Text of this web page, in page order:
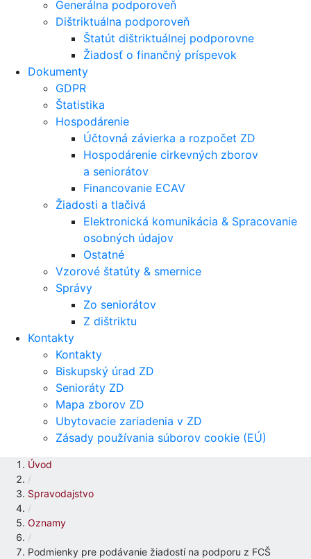
Generálna podporoveň
Dištriktuálna podporoveň
Štatút dištriktuálnej podporovne
Žiadosť o finančný príspevok
Dokumenty
GDPR
Štatistika
Hospodárenie
Účtovná závierka a rozpočet ZD
Hospodárenie cirkevných zborov
a seniorátov
Financovanie ECAV
Žiadosti a tlačivá
Elektronická komunikácia & Spracovanie
osobných údajov
Ostatné
Vzorové štatúty & smernice
Správy
Zo seniorátov
Z dištriktu
Kontakty
Kontakty
Biskupský úrad ZD
Senioráty ZD
Mapa zborov ZD
Ubytovacie zariadenia v ZD
Zásady používania súborov cookie (EÚ)
Úvod
/
Spravodajstvo
/
Oznamy
/
Podmienky pre podávanie žiadostí na podporu z FCŠ